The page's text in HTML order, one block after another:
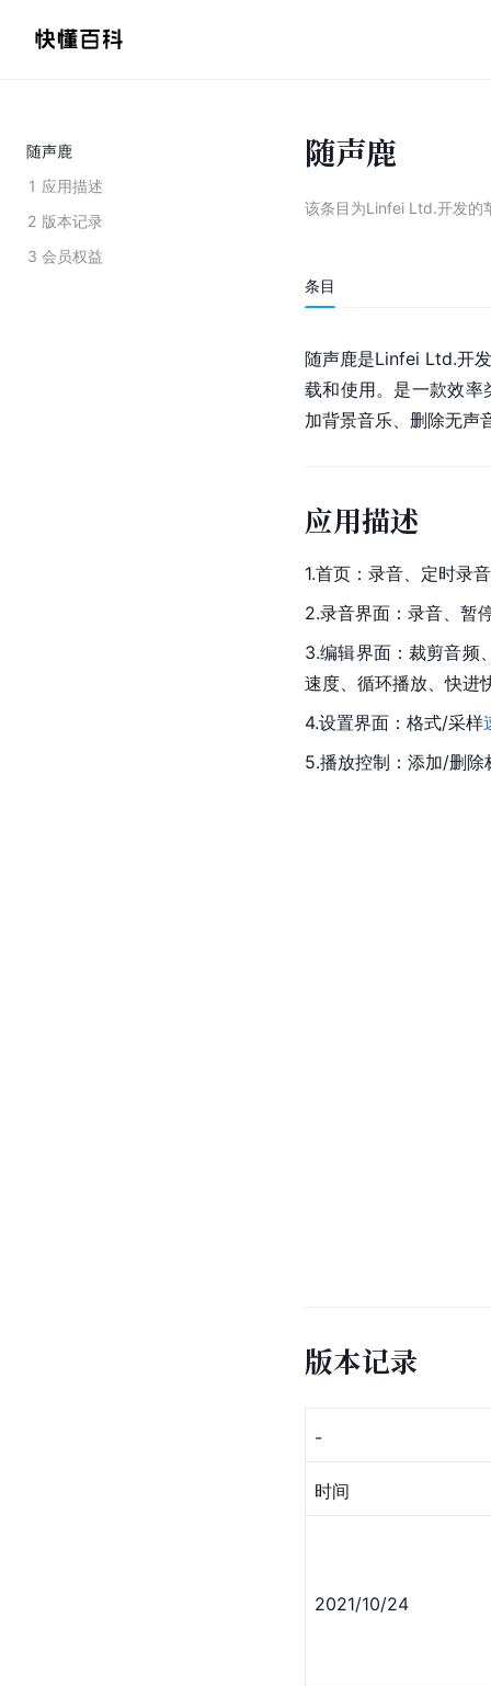
随声鹿
1 应用描述
2 版本记录
3 会员权益
随声鹿
该条目为Linfei Ltd.开发的
条目
随声鹿是Linfei Ltd.开
载和使用。是一款效率
加背景音乐、删除无声
应用描述
1.首页：录音、定时录
2.录音界面：录音、暂
3.编辑界面：裁剪音频
速度、循环播放、快进
4.设置界面：格式/采样
5.播放控制：添加/删
版本记录
-
时间
2021/10/24